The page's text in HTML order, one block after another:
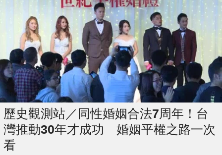
歷史觀測站／同性婚姻合法7周年！台
灣推動30年才成功 婚姻平權之路一次
看